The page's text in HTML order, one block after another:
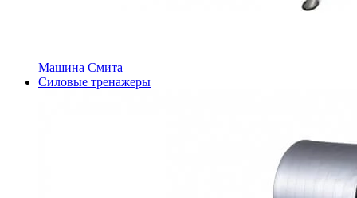
Машина Смита
Силовые тренажеры